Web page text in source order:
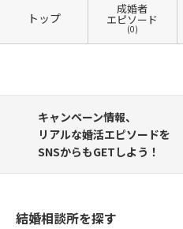
トップ
成婚者
エピソード
(0)
キャンペーン情報、
リアルな婚活エピソードを
SNSからもGETしよう！
結婚相談所を探す